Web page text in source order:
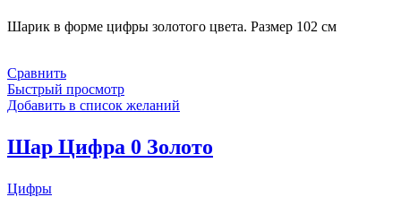
Шарик в форме цифры золотого цвета. Размер 102 см
Сравнить
Быстрый просмотр
Добавить в список желаний
Шар Цифра 0 Золото
Цифры